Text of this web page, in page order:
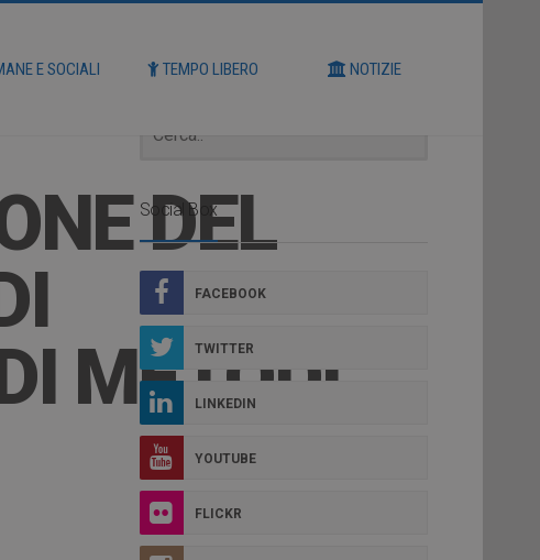
E SOCIALI TEMPO LIBERO NOTIZIE
DEL
METODI”
Social Box
FACEBOOK
TWITTER
LINKEDIN
YOUTUBE
FLICKR